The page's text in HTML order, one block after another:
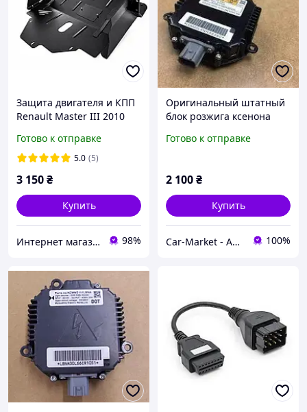
Защита двигателя и КПП
Renault Master III 2010
Готово к отправке
5.0 (5)
3 150₴
Купить
Интернет магазин "AvtoSfera" 98%
Оригинальный штатный
блок розжига ксенона
KG000 89915 8991A 8992A
Готово к отправке
2 100₴
Купить
Car-Market - Авто-Свет 100%